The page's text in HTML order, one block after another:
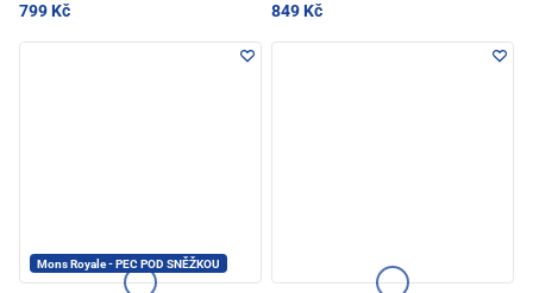
799 Kč 849 Kč
Mons Royale - PEC POD SNĚŽKOU